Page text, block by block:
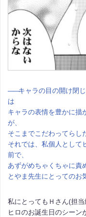
――キャラの目の開け閉
は
キャラの表情を豊かに描
が、
そこまでこだわってらし
それでは、私個人として
前で、
あずがめちゃくちゃに責
とやま先生にとってのお
私にとってもＨさん(担当
ヒロのお誕生日のシーン